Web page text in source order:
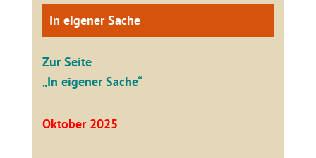
In eigener Sache
Zur Seite
„In eigener Sache“
Oktober 2025